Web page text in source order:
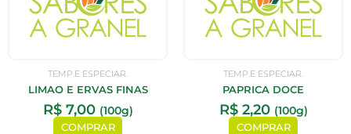
TEMP.E ESPECIAR.
LIMAO E ERVAS FINAS
R$7,00 (100g)
COMPRAR
TEMP.E ESPECIAR.
PAPRICA DOCE
R$2,20 (100g)
COMPRAR